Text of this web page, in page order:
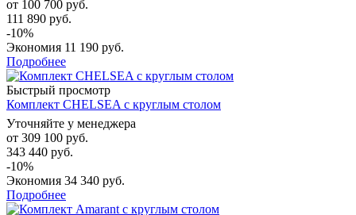
от 100 700 руб.
111 890 руб.
-10%
Экономия 11 190 руб.
Подробнее
Быстрый просмотр
Комплект CHELSEA с круглым столом
Уточняйте у менеджера
от 309 100 руб.
343 440 руб.
-10%
Экономия 34 340 руб.
Подробнее